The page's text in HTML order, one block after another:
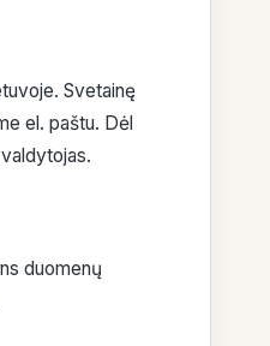
Svetainę
el. paštu. Dėl
duomenų